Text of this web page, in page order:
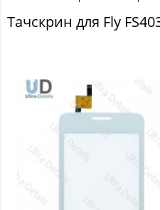
Тачскрин для Fly